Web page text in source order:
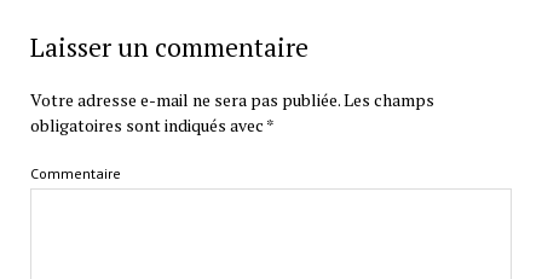
Laisser un commentaire
Votre adresse e-mail ne sera pas publiée.Les champs
obligatoires sont indiqués avec *
Commentaire